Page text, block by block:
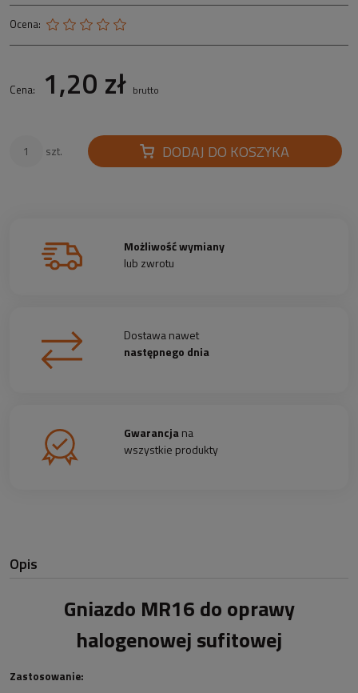
Ocena:
Cena: 1,20 zł brutto
szt. DODAJ DO KOSZYKA
Możliwość wymiany
lub zwrotu
Dostawa nawet
następnego dnia
Gwarancjana
wszystkie produkty
Opis
Gniazdo MR16 do oprawy
halogenowej sufitowej
Zastosowanie: